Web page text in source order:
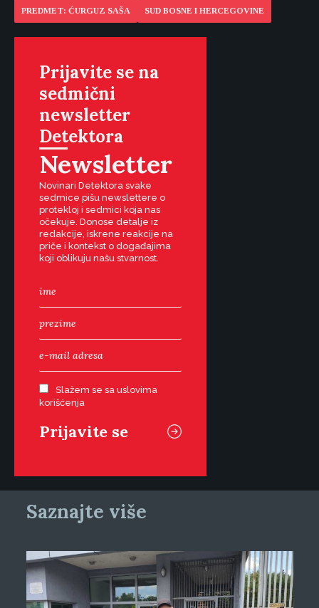
PREDMET: ĆURGUZ SAŠA SUD BOSNE I HERCEGOVINE
Prijavite se na
sedmični
newsletter
Detektora
Newsletter
Novinari Detektora svake
sedmice pišu newslettere o
protekloj i sedmici koja nas
očekuje. Donose detalje iz
redakcije, iskrene reakcije na
priče i kontekst o događajima
koji oblikuju našu stvarnost.
Slažem se sa uslovima
korišćenja
Saznajte više